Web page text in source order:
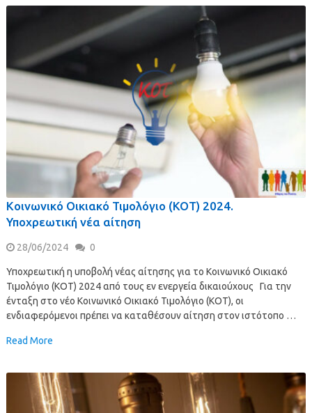
Κοινωνικό Οικιακό Τιμολόγιο (ΚΟΤ) 2024.
Υποχρεωτική νέα αίτηση
28/06/2024 0
Υποχρεωτική η υποβολή νέας αίτησης για το Κοινωνικό Οικιακό
Τιμολόγιο (ΚΟΤ) 2024 από τους εν ενεργεία δικαιούχους Για την
ένταξη στο νέο Κοινωνικό Οικιακό Τιμολόγιο (ΚΟΤ), οι
ενδιαφερόμενοι πρέπει να καταθέσουν αίτηση στον ιστότοπο …
Read More